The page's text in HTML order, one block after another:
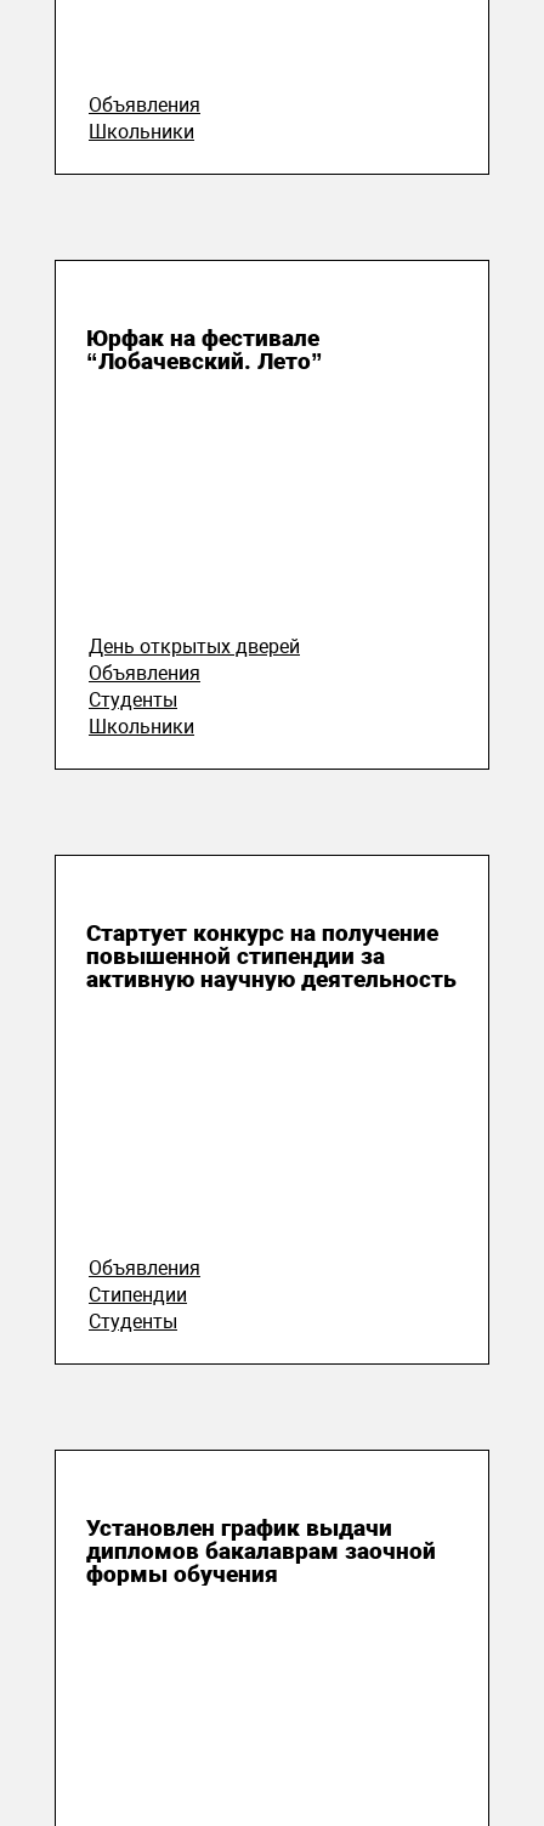
Объявления
Школьники
Юрфак на фестивале
“Лобачевский. Лето”
День открытых дверей
Объявления
Студенты
Школьники
Стартует конкурс на получение
повышенной стипендии за
активную научную деятельность
Объявления
Стипендии
Студенты
Установлен график выдачи
дипломов бакалаврам заочной
формы обучения